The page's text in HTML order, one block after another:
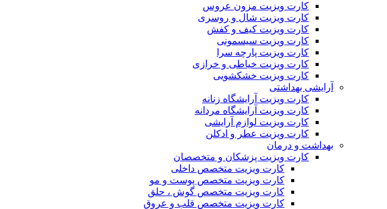
کارت ویزیت مزون عروس
کارت ویزیت شال و روسری
کارت ویزیت کیف و کفش
کارت ویزیت سیسمونی
کارت ویزیت پارچه سرا
کارت ویزیت خیاطی و خرازی
کارت ویزیت خشکشویی
آرایشی بهداشتی
کارت ویزیت آرایشگاه زنانه
کارت ویزیت آرایشگاه مردانه
کارت ویزیت لوازم آرایشی
کارت ویزیت عطر و ادکلن
بهداشت و درمان
کارت ویزیت پزشکان و متخصصان
کارت ویزیت متخصص داخلی
کارت ویزیت متخصص پوست و مو
کارت ویزیت متخصص گوش ، حلق
کارت ویزیت متخصص قلب و عروق